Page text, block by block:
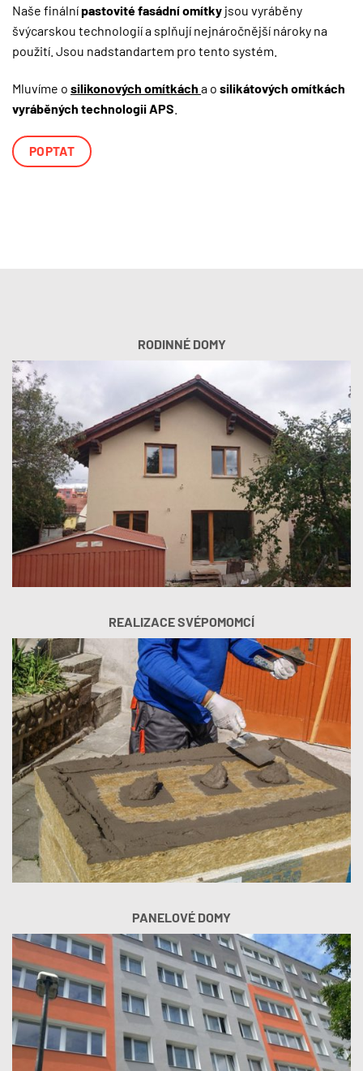
Naše finálnípastovité fasádní omítky jsou vyráběny
švýcarskou technologií a splňují nejnáročnější nároky na
použití. Jsou nadstandartem pro tento systém.
Mluvíme o silikonových omítkách a o silikátových omítkách
vyráběných technologii APS
POPTAT
RODINNÉ DOMY
REALIZACE SVÉPOMOMCÍ
PANELOVÉ DOMY